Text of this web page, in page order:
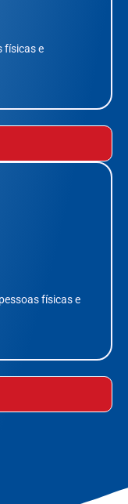
físicas e
físicas e